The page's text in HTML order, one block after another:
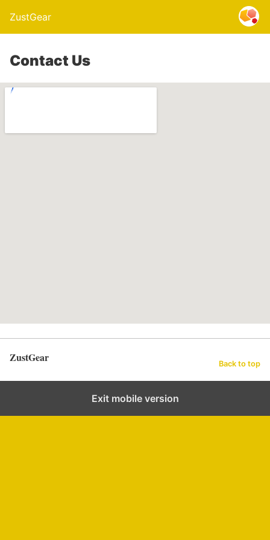
ZustGear
Contact Us
ZustGear Back to top
Exit mobile version